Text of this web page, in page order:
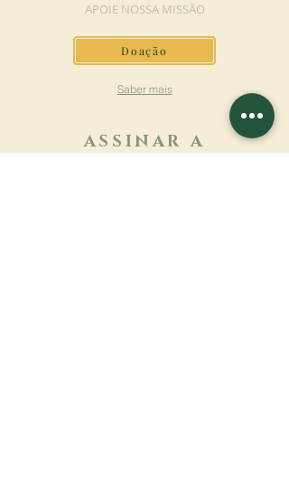
APOIE NOSSA MISSÃO
Doação
Saber mais
ASSINAR A